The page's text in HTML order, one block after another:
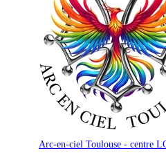
Arc-en-ciel Toulouse - centre